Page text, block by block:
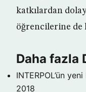
katkılardan
öğrencilerine de
Daha fazla
INTERPOL’ün
2018